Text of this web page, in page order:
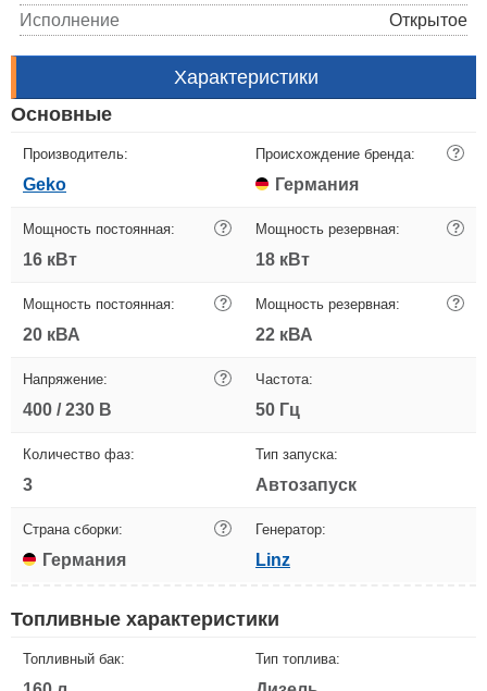
Исполнение
Открытое
Характеристики
Основные
Производитель:
Geko
Происхождение бренда: ?
Германия
Мощность постоянная: ?
16 кВт
Мощность резервная: ?
18 кВт
Мощность постоянная: ?
20 кВА
Мощность резервная: ?
22 кВА
Напряжение: ?
400 / 230 В
Частота:
50 Гц
Количество фаз:
3
Тип запуска:
Автозапуск
Страна сборки: ?
Германия
Генератор:
Linz
Топливные характеристики
Топливный бак: Тип топлива: